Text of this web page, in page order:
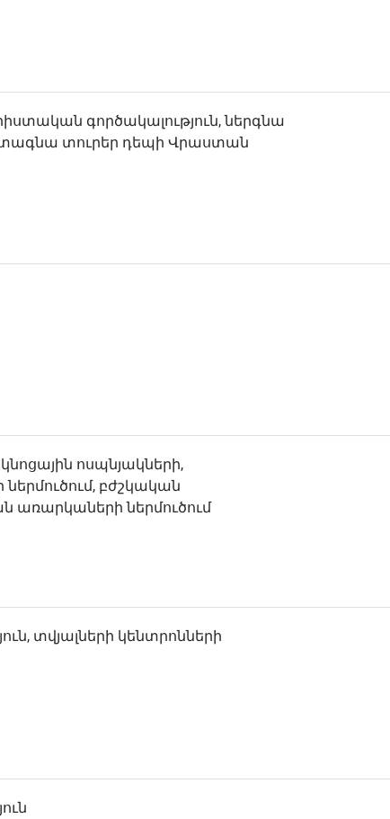
գործակալություն, ներգնա
տուրեր դեպի Վրաստան
ոսպնյակների,
բժշկական
առարկաների ներմուծում
տվյալների կենտրոնների